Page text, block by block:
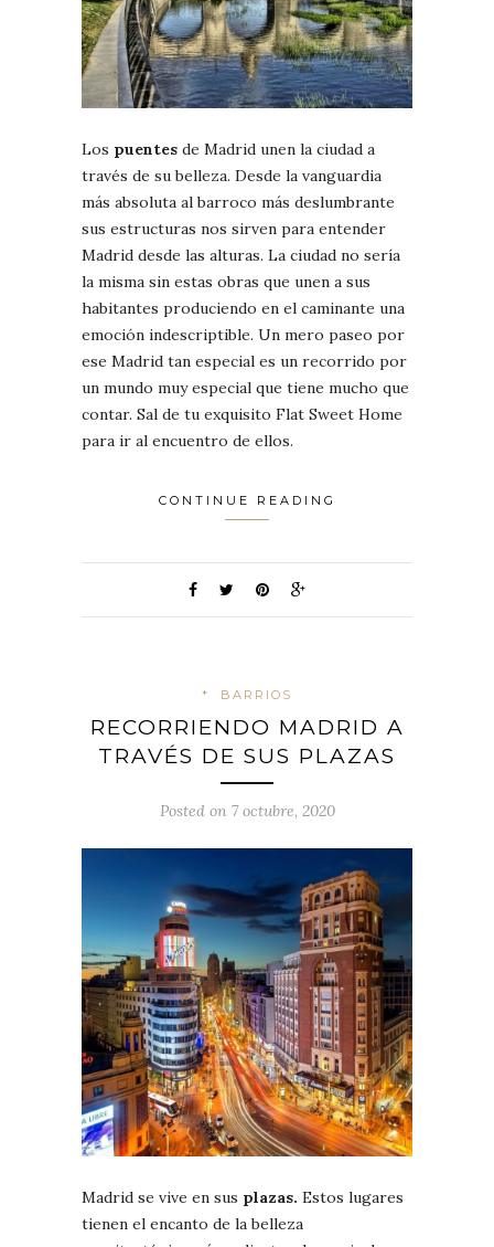
Los puentes de Madrid unen la ciudad a
través de su belleza. Desde la vanguardia
más absoluta al barroco más deslumbrante
sus estructuras nos sirven para entender
Madrid desde las alturas. La ciudad no sería
la misma sin estas obras que unen a sus
habitantes produciendo en el caminante una
emoción indescriptible. Un mero paseo por
ese Madrid tan especial es un recorrido por
un mundo muy especial que tiene mucho que
contar. Sal de tu exquisito Flat Sweet Home
para ir al encuentro de ellos.
CONTINUE READING
* BARRIOS
RECORRIENDO MADRID A
TRAVÉS DE SUS PLAZAS
Posted on 7 octubre, 2020
Madrid se vive en sus plazas. Estos lugares
tienen el encanto de la belleza